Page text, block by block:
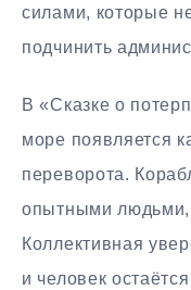
силами, которые
подчинить
В «Сказке о
море появляется
переворота.
опытными людьми,
Коллективная
и человек